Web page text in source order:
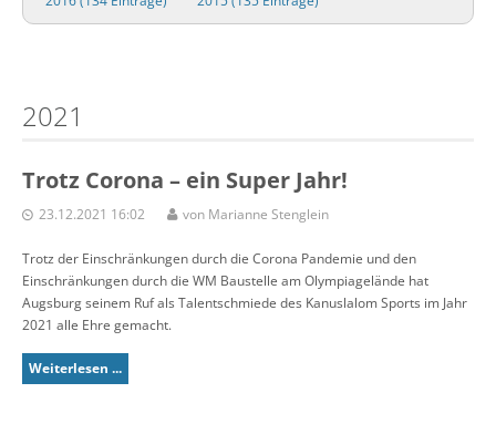
2021
Trotz Corona – ein Super Jahr!
23.12.2021 16:02 von Marianne Stenglein
Trotz der Einschränkungen durch die Corona Pandemie und den
Einschränkungen durch die WM Baustelle am Olympiagelände hat
Augsburg seinem Ruf als Talentschmiede des Kanuslalom Sports im Jahr
2021 alle Ehre gemacht.
Weiterlesen ...